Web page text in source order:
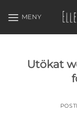
Utökat